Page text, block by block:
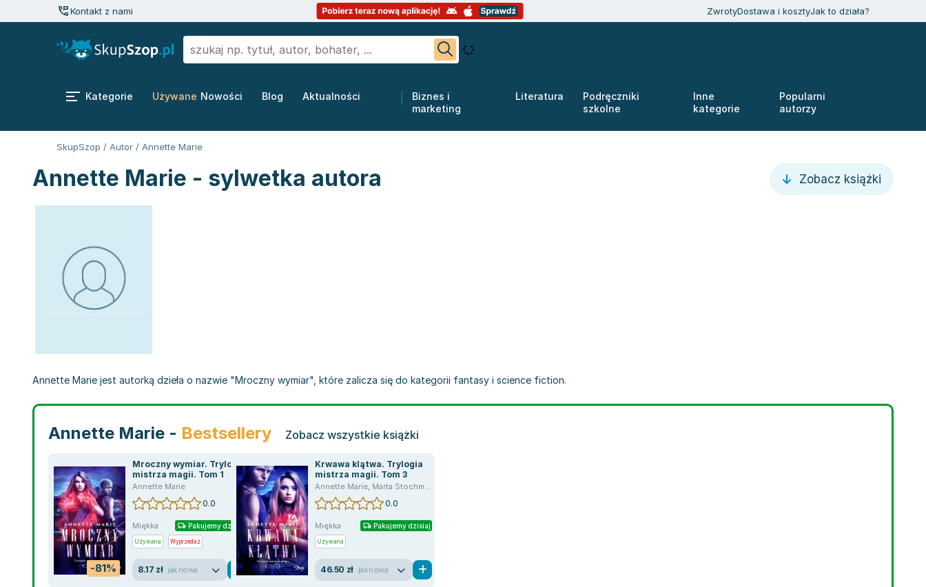
Kontakt z nami ZwrotyDostawa i kosztyJak to działa?
Kategorie Używane Nowości Blog Aktualności
Biznes i
marketing
Literatura
Podręczniki
szkolne
Inne
kategorie
Popularni
autorzy
SkupSzop / Autor / Annette Marie
Annette Marie - sylwetka autora Zobacz książki
Annette Marie jest autorką dzieła o nazwie "Mroczny wymiar", które zalicza się do kategorii fantasy i science fiction.
Annette Marie - Bestsellery Zobacz wszystkie książki
-81%
Mroczny wymiar. Trylogia
mistrza magii. Tom 1
Annette Marie
0.0
Miękka Pakujemy dzisiaj
Używana Wyprzedaż
8.17 zł jak nowa
Krwawa klątwa. Trylogia
mistrza magii. Tom 3
Annette Marie, Marta Stochmiał
0.0
Miękka Pakujemy dzisiaj
Używana
46.50 zł jak nowa